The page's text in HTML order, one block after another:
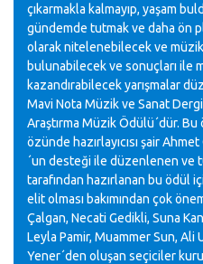
çıkarmakla kalmayıp, yaşam
gündemde tutmak ve daha ön
olarak nitelenebilecek ve
bulunabilecek ve sonuçları ile
kazandırabilecek yarışmalar
Mavi Nota Müzik ve Sanat
Araştırma Müzik Ödülü´dür.
özünde hazırlayıcısı şair
´un desteği ile düzenlenen ve
tarafından hazırlanan bu ödül
elit olması bakımından çok
Çalgan, Necati Gedikli, Suna
Leyla Pamir, Muammer Sun, Ali
Yener´den oluşan seçiciler